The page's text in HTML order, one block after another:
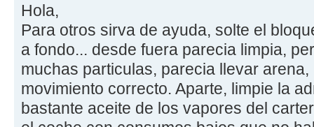
Hola,
Para otros sirva de ayuda, solte el
a fondo... desde fuera parecia limpia,
muchas particulas, parecia llevar
movimiento correcto. Aparte, limpie la
bastante aceite de los vapores del